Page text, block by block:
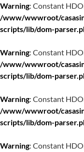
Warning: Constant
/www/wwwroot/
scripts/lib/dom-
Warning: Constant
/www/wwwroot/
scripts/lib/dom-
Warning: Constant
/www/wwwroot/
scripts/lib/dom-
Warning: Constant